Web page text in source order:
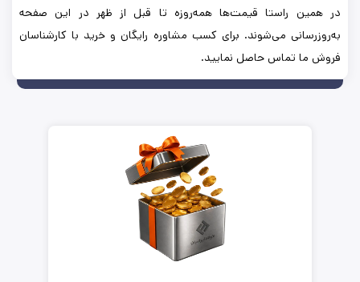
در همین راستا قیمت‌ها همه‌روزه تا قبل از ظهر در این صفحه
به‌روزرسانی می‌شوند. برای کسب مشاوره رایگان و خرید با کارشناسان
فروش ما تماس حاصل نمایید.